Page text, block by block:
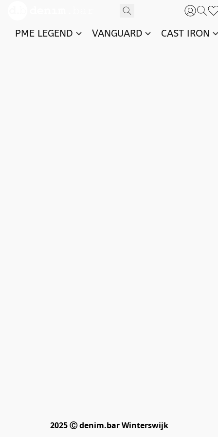
PME LEGEND VANGUARD CAST IRON
2025 Ⓒ denim.bar Winterswijk